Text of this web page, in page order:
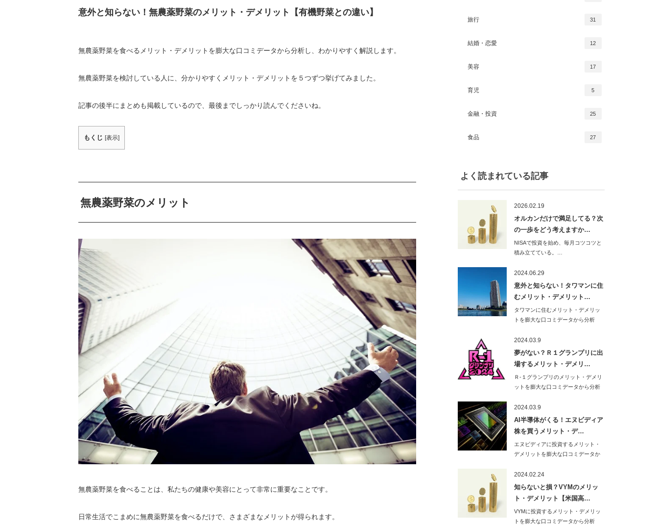
意外と知らない！無農薬野菜のメリット・デメリット【有機野菜との違い】
無農薬野菜を食べるメリット・デメリットを膨大な口コミデータから分析し、わかりやすく解説します。
無農薬野菜を検討している人に、分かりやすくメリット・デメリットを５つずつ挙げてみました。
記事の後半にまとめも掲載しているので、最後までしっかり読んでくださいね。
もくじ [表示]
無農薬野菜のメリット
無農薬野菜を食べることは、私たちの健康や美容にとって非常に重要なことです。
日常生活でこまめに無農薬野菜を食べるだけで、さまざまなメリットが得られます。
旅行 31
結婚・恋愛 12
美容 17
育児 5
金融・投資 25
食品 27
よく読まれている記事
2026.02.19
オルカンだけで満足してる？次
の一歩をどう考えますか…
NISAで投資を始め、毎月コツコツと
積み立てている。…
2024.06.29
意外と知らない！タワマンに住
むメリット・デメリット…
タワマンに住むメリット・デメリッ
トを膨大な口コミデータから分析
2024.03.9
夢がない？Ｒ１グランプリに出
場するメリット・デメリ…
Ｒ-１グランプリのメリット・デメリ
ットを膨大な口コミデータから分析
2024.03.9
AI半導体がくる！エヌビディア
株を買うメリット・デ…
エヌビディアに投資するメリット・
デメリットを膨大な口コミデータか
2024.02.24
知らないと損？VYMのメリッ
ト・デメリット【米国高…
VYMに投資するメリット・デメリッ
トを膨大な口コミデータから分析